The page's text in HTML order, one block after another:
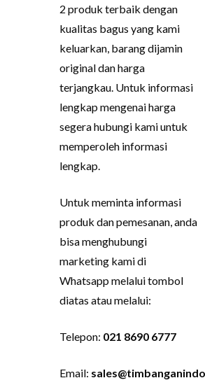
2 produk terbaik dengan
kualitas bagus yang kami
keluarkan, barang dijamin
original dan harga
terjangkau. Untuk informasi
lengkap mengenai harga
segera hubungi kami untuk
memperoleh informasi
lengkap.
Untuk meminta informasi
produk dan pemesanan, anda
bisa menghubungi
marketing kami di
Whatsapp melalui tombol
diatas atau melalui:
Telepon: 021 8690 6777
Email: